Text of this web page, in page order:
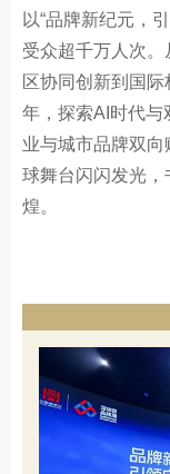
以“品牌新纪元，
受众超千万人次
区协同创新到国际
年，探索AI时代与
业与城市品牌双
球舞台闪闪发光
煌。